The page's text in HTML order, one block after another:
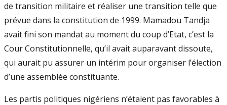
de transition militaire et réaliser une transition telle que
prévue dans la constitution de 1999. Mamadou Tandja
avait fini son mandat au moment du coup d’Etat, c’est la
Cour Constitutionnelle, qu’il avait auparavant dissoute,
qui aurait pu assurer un intérim pour organiser l’élection
d’une assemblée constituante.
Les partis politiques nigériens n’étaient pas favorables à